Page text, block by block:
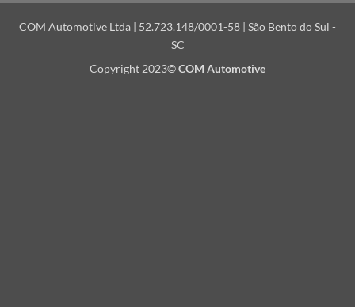
COM Automotive Ltda | 52.723.148/0001-58 | São Bento do Sul -
SC
Copyright 2023©COM Automotive